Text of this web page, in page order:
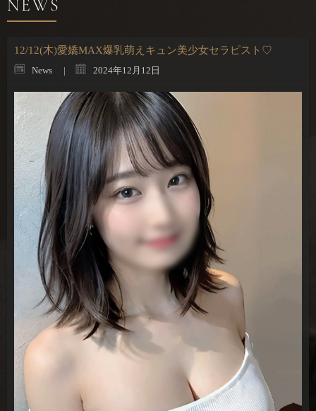
12/12(木)愛嬌MAX爆乳萌えキュン美少女セラピスト♡
News 2024年12月12日